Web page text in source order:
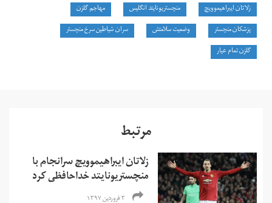
زلاتان ایبراهیموویچ منچستریونایتد انگلیس
مهاجم گلزن
پزشکان منچستر
وضعیت سلامتش
سران شیاطین سرخ منچستر
گلزن تمام عیار
مرتبط
زلاتان ایبراهیموویچ سرانجام با
منچستریونایتد خداحافظی کرد
۳ فروردین ۱۳۹۷